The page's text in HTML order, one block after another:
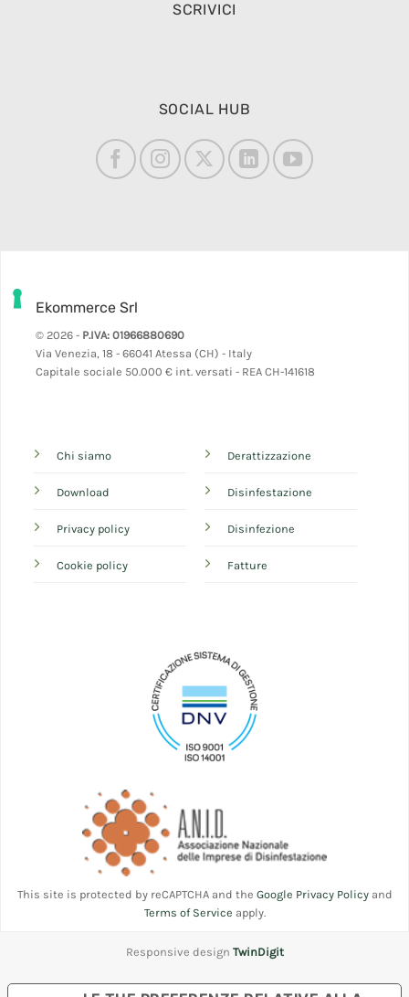
SCRIVICI
SOCIAL HUB
Ekommerce Srl
© 2026 - P.IVA: 01966880690
Via Venezia, 18 - 66041 Atessa (CH) - Italy
Capitale sociale 50.000 € int. versati - REA CH-141618
Chi siamo
Download
Privacy policy
Cookie policy
Derattizzazione
Disinfestazione
Disinfezione
Fatture
This site is protected by reCAPTCHA and the Google Privacy Policyand
Terms of Service apply.
Responsive design TwinDigit